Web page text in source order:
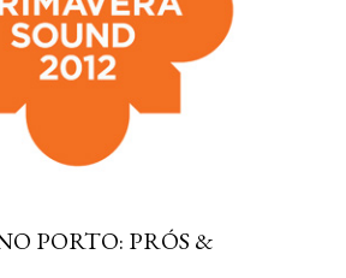
PORTO: PRÓS &